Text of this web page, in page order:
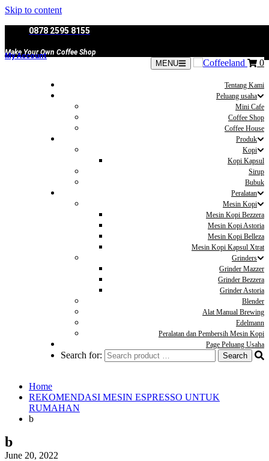
Skip to content
0878 2595 8155
Make Your Own Coffee Shop
My Account
MENU 0
Tentang Kami
Peluang usaha
Mini Cafe
Coffee Shop
Coffee House
Produk
Kopi
Kopi Kapsul
Sirup
Bubuk
Peralatan
Mesin Kopi
Mesin Kopi Bezzera
Mesin Kopi Astoria
Mesin Kopi Belleza
Mesin Kopi Kapsul Xtrat
Grinders
Grinder Mazzer
Grinder Bezzera
Grinder Astoria
Blender
Alat Manual Brewing
Edelmann
Peralatan dan Pembersih Mesin Kopi
Page Peluang Usaha
Search for:
Home
REKOMENDASI MESIN ESPRESSO UNTUK
RUMAHAN
b
b
June 20, 2022